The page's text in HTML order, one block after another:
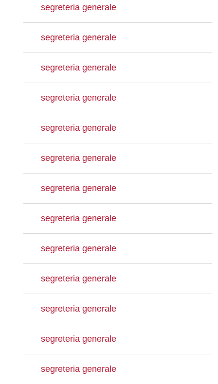
segreteria generale
segreteria generale
segreteria generale
segreteria generale
segreteria generale
segreteria generale
segreteria generale
segreteria generale
segreteria generale
segreteria generale
segreteria generale
segreteria generale
segreteria generale